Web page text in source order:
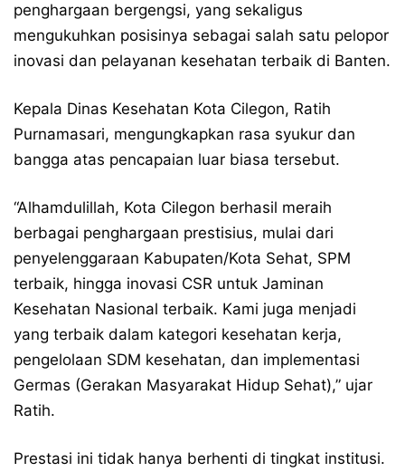
penghargaan bergengsi, yang sekaligus
mengukuhkan posisinya sebagai salah satu pelopor
inovasi dan pelayanan kesehatan terbaik di Banten.
Kepala Dinas Kesehatan Kota Cilegon, Ratih
Purnamasari, mengungkapkan rasa syukur dan
bangga atas pencapaian luar biasa tersebut.
“Alhamdulillah, Kota Cilegon berhasil meraih
berbagai penghargaan prestisius, mulai dari
penyelenggaraan Kabupaten/Kota Sehat, SPM
terbaik, hingga inovasi CSR untuk Jaminan
Kesehatan Nasional terbaik. Kami juga menjadi
yang terbaik dalam kategori kesehatan kerja,
pengelolaan SDM kesehatan, dan implementasi
Germas (Gerakan Masyarakat Hidup Sehat),” ujar
Ratih.
Prestasi ini tidak hanya berhenti di tingkat institusi.